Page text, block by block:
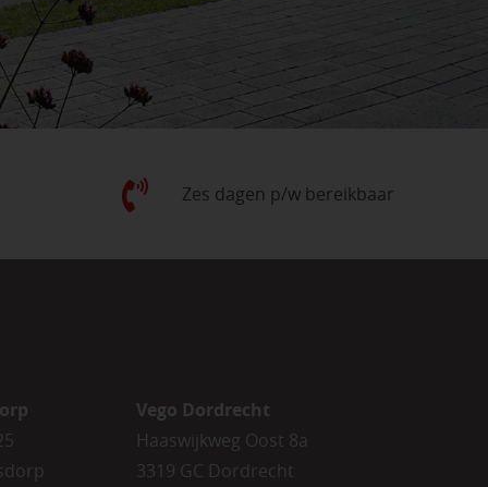
Zes dagen p/w bereikbaar
Vego Dordrecht
Haaswijkweg Oost 8a
3319 GC Dordrecht